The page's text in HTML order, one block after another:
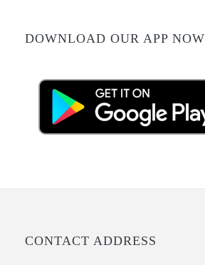
DOWNLOAD OUR APP NOW
CONTACT ADDRESS